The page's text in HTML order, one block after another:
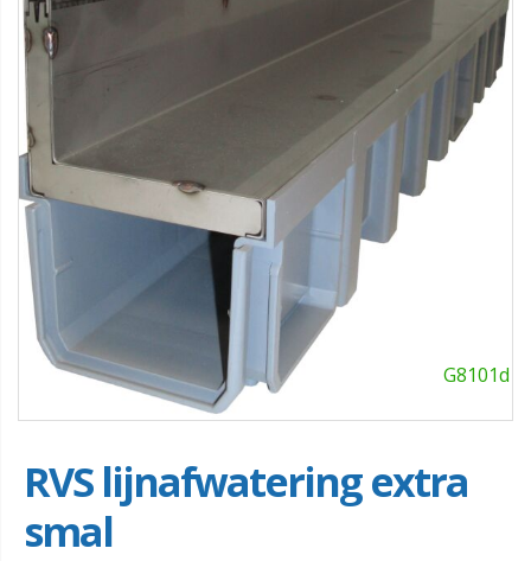
G8101d
RVS lijnafwatering extra
smal